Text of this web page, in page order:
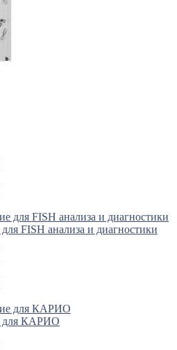
FISH анализа и диагностики
для КАРИО